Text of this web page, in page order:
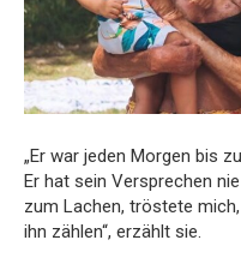
„Er war jeden Morgen bis
Er hat sein Versprechen
zum Lachen, tröstete
ihn zählen“, erzählt sie.